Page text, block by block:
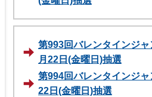
第993回バレンタインジ
月22日(金曜日)抽選
第994回バレンタインジャ
22日(金曜日)抽選